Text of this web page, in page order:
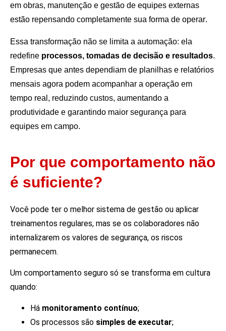
em obras, manutenção e gestão de equipes externas
estão repensando completamente sua forma de operar.
Essa transformação não se limita a automação: ela
redefine processos, tomadas de decisão e resultados.
Empresas que antes dependiam de planilhas e relatórios
mensais agora podem acompanhar a operação em
tempo real, reduzindo custos, aumentando a
produtividade e garantindo maior segurança para
equipes em campo.
Por que comportamento não
é suficiente?
Você pode ter o melhor sistema de gestão ou aplicar
treinamentos regulares, mas se os colaboradores não
internalizarem os valores de segurança, os riscos
permanecem.
Um comportamento seguro só se transforma em cultura
quando:
Há monitoramento contínuo;
Os processos são simples de executar;